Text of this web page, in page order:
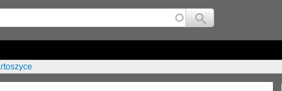
Jump to navigation